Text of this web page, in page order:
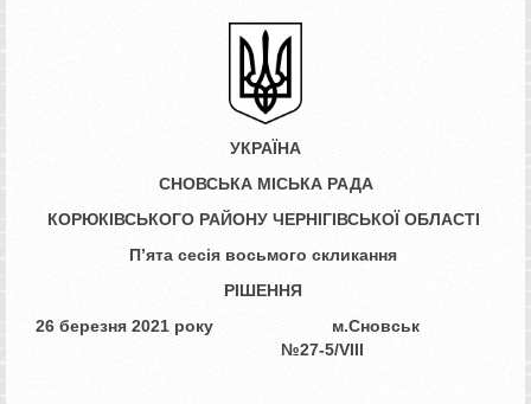
УКРАЇНА
СНОВСЬКА МІСЬКА РАДА
КОРЮКІВСЬКОГО РАЙОНУ ЧЕРНІГІВСЬКОЇ ОБЛАСТІ
П’ята сесія восьмого скликання
РІШЕННЯ
26 березня 2021 року
м.Сновськ
№27-5/VIII